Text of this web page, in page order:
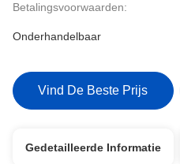
Betalingsvoorwaarden:
Onderhandelbaar
Vind De Beste Prijs
Gedetailleerde Informatie